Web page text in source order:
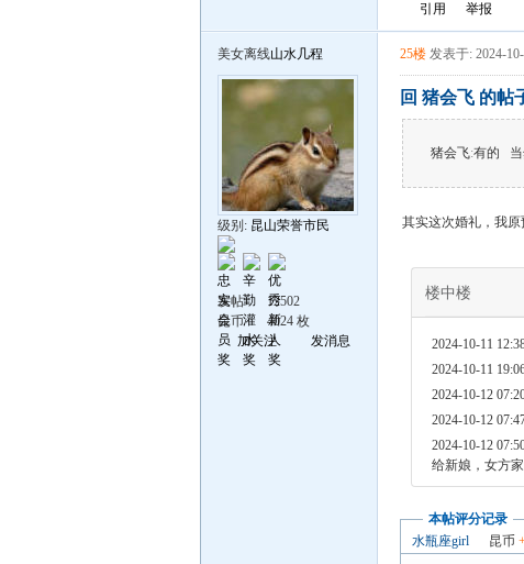
引用 举报
美女离线山水几程
级别: 昆山荣誉市民
发帖
12502
昆币
4024 枚
加关注
发消息
25楼 发表于: 2024-
回 猪会飞 的帖
猪会飞:有的 当
其实这次婚礼，我原
楼中楼
2024-10-11
2024-10-11
2024-10-12
2024-10-12
2024-10-12
给新娘，女方
本帖评分记录
水瓶座girl
昆币